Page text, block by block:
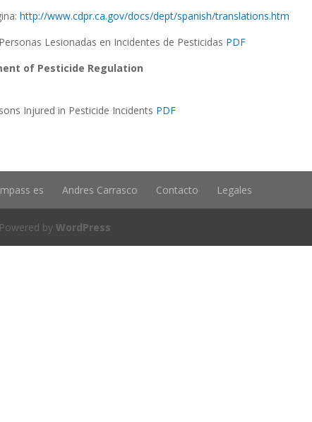
http://www.cdpr.ca.gov/docs/dept/spanish/translations.htm
Lesionadas en Incidentes de Pesticidas PDF
of Pesticide Regulation
Injured in Pesticide Incidents PDF
es Andres Carrasco Contacto Legales
by WordPress